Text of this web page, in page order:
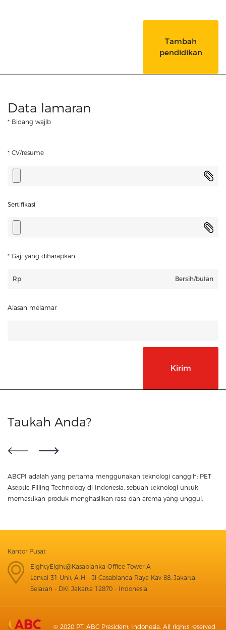
Tambah
pendidikan
Data lamaran
* Bidang wajib
* CV/resume
Sertifikasi
* Gaji yang diharapkan
Rp Bersih/bulan
Alasan melamar
Taukah Anda?
ABCPI adalah yang pertama menggunakan teknologi canggih: PET
Aseptic Filling Technology di Indonesia, sebuah teknologi untuk
memastikan produk menghasilkan rasa dan aroma yang unggul.
Kantor Pusat
EightyEight@Kasablanka Office Tower A
Lantai 31 Unit A-H - Jl Casablanca Raya Kav 88, Jakarta
Selatan - DKI Jakarta 12870 - Indonesia
© 2020 PT. ABC President Indonesia. All rights reserved.